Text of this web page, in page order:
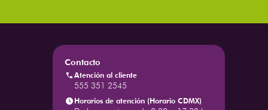
Contacto
Atención al cliente
555 351 2545
Horarios de atención (Horario CDMX)